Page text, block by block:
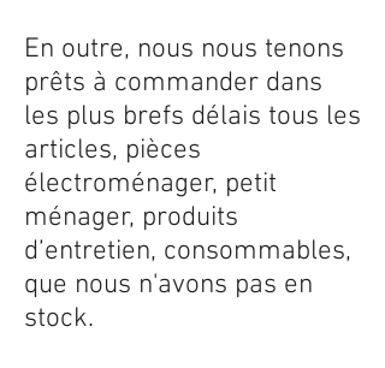
En outre, nous nous tenons
prêts à commander dans
les plus brefs délais tous les
articles, pièces
électroménager, petit
ménager, produits
d’entretien, consommables,
que nous n'avons pas en
stock.